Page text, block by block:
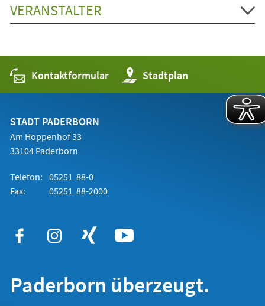
VERANSTALTER
Kontaktformular Stadtplan
(Öffnet
in
einem
STADT PADERBORN
Am Hoppenhof 33
33104 Paderborn
Telefon: 05251 88-0
Fax:
05251 88-2000
Paderborn überzeugt.